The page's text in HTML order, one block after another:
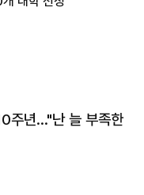
주년…"난 늘 부족한